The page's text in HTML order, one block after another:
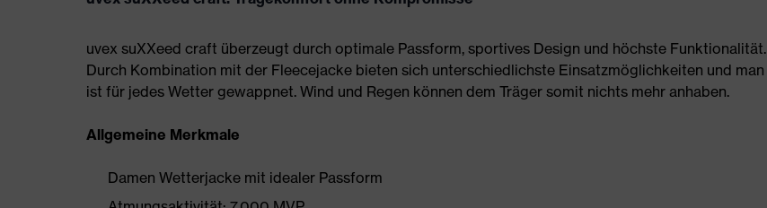
uvex suXXeed craft überzeugt durch optimale Passform, sportives Design und höchste Funktionalität.
Durch Kombination mit der Fleecejacke bieten sich unterschiedlichste Einsatzmöglichkeiten und man
ist für jedes Wetter gewappnet. Wind und Regen können dem Träger somit nichts mehr anhaben.
Allgemeine Merkmale
Damen Wetterjacke mit idealer Passform